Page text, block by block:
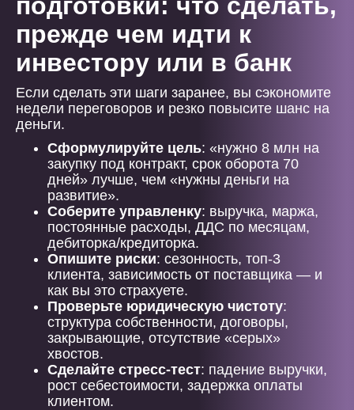
прежде чем идти к
инвестору или в банк
Если сделать эти шаги заранее, вы сэкономите
недели переговоров и резко повысите шанс на
деньги.
Сформулируйте цель: «нужно 8 млн на
закупку под контракт, срок оборота 70
дней» лучше, чем «нужны деньги на
развитие».
Соберите управленку: выручка, маржа,
постоянные расходы, ДДС по месяцам,
дебиторка/кредиторка.
Опишите риски: сезонность, топ-3
клиента, зависимость от поставщика — и
как вы это страхуете.
Проверьте юридическую чистоту:
структура собственности, договоры,
закрывающие, отсутствие «серых»
хвостов.
Сделайте стресс-тест: падение выручки,
рост себестоимости, задержка оплаты
клиентом.